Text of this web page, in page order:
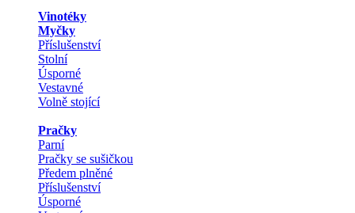
Vinotéky
Myčky
Příslušenství
Stolní
Úsporné
Vestavné
Volně stojící
Pračky
Parní
Pračky se sušičkou
Předem plněné
Příslušenství
Úsporné